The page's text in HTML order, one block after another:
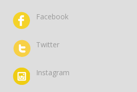
Facebook
Twitter
Instagram